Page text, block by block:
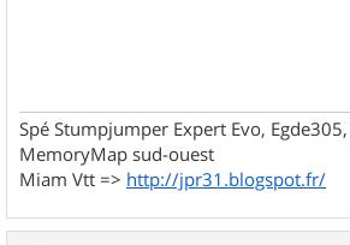
Spé Stumpjumper Expert Evo,
MemoryMap sud-ouest
Miam Vtt => http://jpr31.blogspot.fr/